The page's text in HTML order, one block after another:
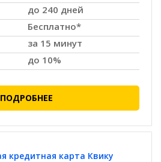
до 240 дней
Бесплатно*
за 15 минут
до 10%
ПОДРОБНЕЕ